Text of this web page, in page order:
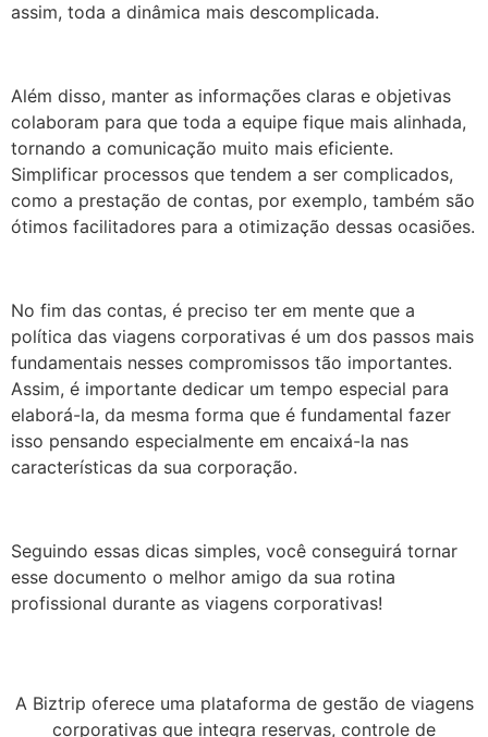
assim, toda a dinâmica mais descomplicada.
Além disso, manter as informações claras e objetivas
colaboram para que toda a equipe fique mais alinhada,
tornando a comunicação muito mais eficiente.
Simplificar processos que tendem a ser complicados,
como a prestação de contas, por exemplo, também são
ótimos facilitadores para a otimização dessas ocasiões.
No fim das contas, é preciso ter em mente que a
política das viagens corporativas é um dos passos mais
fundamentais nesses compromissos tão importantes.
Assim, é importante dedicar um tempo especial para
elaborá-la, da mesma forma que é fundamental fazer
isso pensando especialmente em encaixá-la nas
características da sua corporação.
Seguindo essas dicas simples, você conseguirá tornar
esse documento o melhor amigo da sua rotina
profissional durante as viagens corporativas!
A Biztrip oferece uma plataforma de gestão de viagens
corporativas que integra reservas, controle de